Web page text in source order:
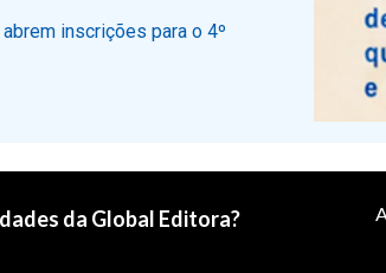
inscrições para o 4º